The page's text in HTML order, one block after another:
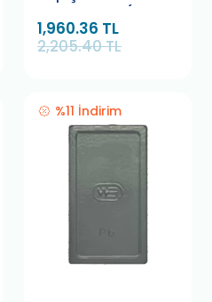
Kurşunu WB (50
Adet)
1,960.36 TL
2,205.40 TL
%11 İndirim